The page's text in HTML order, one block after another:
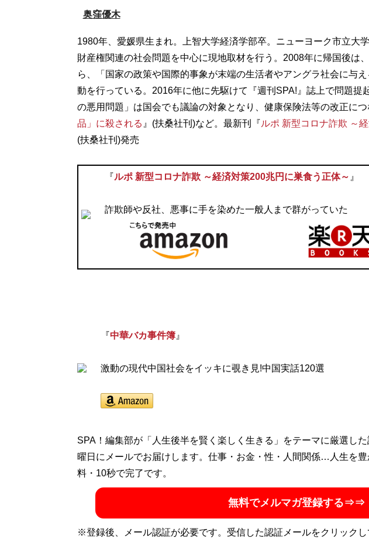
奥窪優木
1980年、愛媛県生まれ。上智大学経済学部卒。ニューヨーク市立大
財産権関連の社会問題を中心に現地取材を行う。2008年に帰国後は
ら、「国家の政策や国際的事象が末端の生活者やアングラ社会に与
動を行っている。2016年に他に先駆けて『週刊SPA!』誌上で問題提
の悪用問題」は国会でも議論の対象となり、健康保険法等の改正に
品」に殺される 』(扶桑社刊)など。最新刊『ルポ 新型コロナ詐欺 ～
(扶桑社刊)発売
『ルポ 新型コロナ詐欺 ～経済対策200兆円に巣食う正体～ 』
詐欺師や反社、悪事に手を染めた一般人まで群がっていた
『中華バカ事件簿』
激動の現代中国社会をイッキに覗き見!中国実話120選
SPA！編集部が「人生後半を賢く楽しく生きる」をテーマに厳選し
曜日にメールでお届けします。仕事・お金・性・人間関係…人生を
料・10秒で完了です。
無料でメルマガ登録する⇒⇒
※登録後、メール認証が必要です。受信した認証メールをクリックし